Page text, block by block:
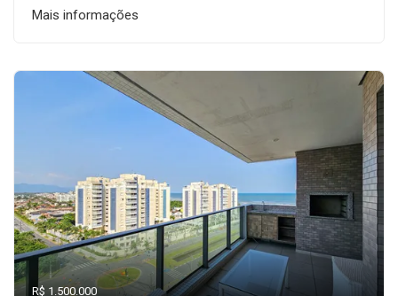
Mais informações
R$ 1.500.000